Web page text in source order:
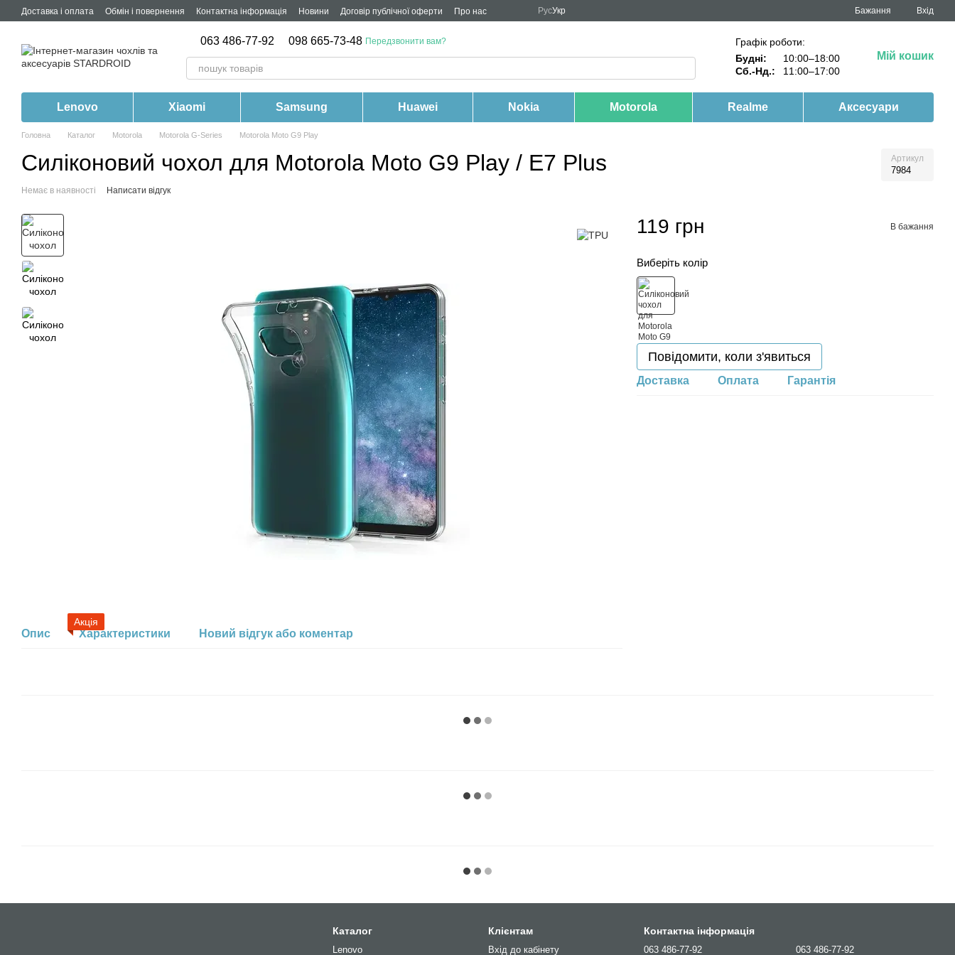
Перейти до основного контенту
Доставка і оплата Обмін і повернення Контактна інформація Новини Договір публічної оферти Про нас РусУкр Бажання Вхід
063 486-77-92 098 665-73-48 Передзвонити вам?
Графік роботи:
Будні:
10:00–18:00
Сб.-Нд.:
11:00–17:00
Мій кошик
Lenovo Xiaomi Samsung Huawei Nokia Motorola Realme Аксесуари
Головна Каталог Motorola Motorola G-Series Motorola Moto G9 Play
Силіконовий чохол для Motorola Moto G9 Play / E7 Plus Артикул
7984
Немає в наявності Написати відгук
Акція
Опис Характеристики Новий відгук або коментар
119 грн В бажання
Виберіть колір
Повідомити, коли з'явиться
Доставка Оплата Гарантія
Каталог
Lenovo
Клієнтам
Вхід до кабінету
Контактна інформація
063 486-77-92 063 486-77-92